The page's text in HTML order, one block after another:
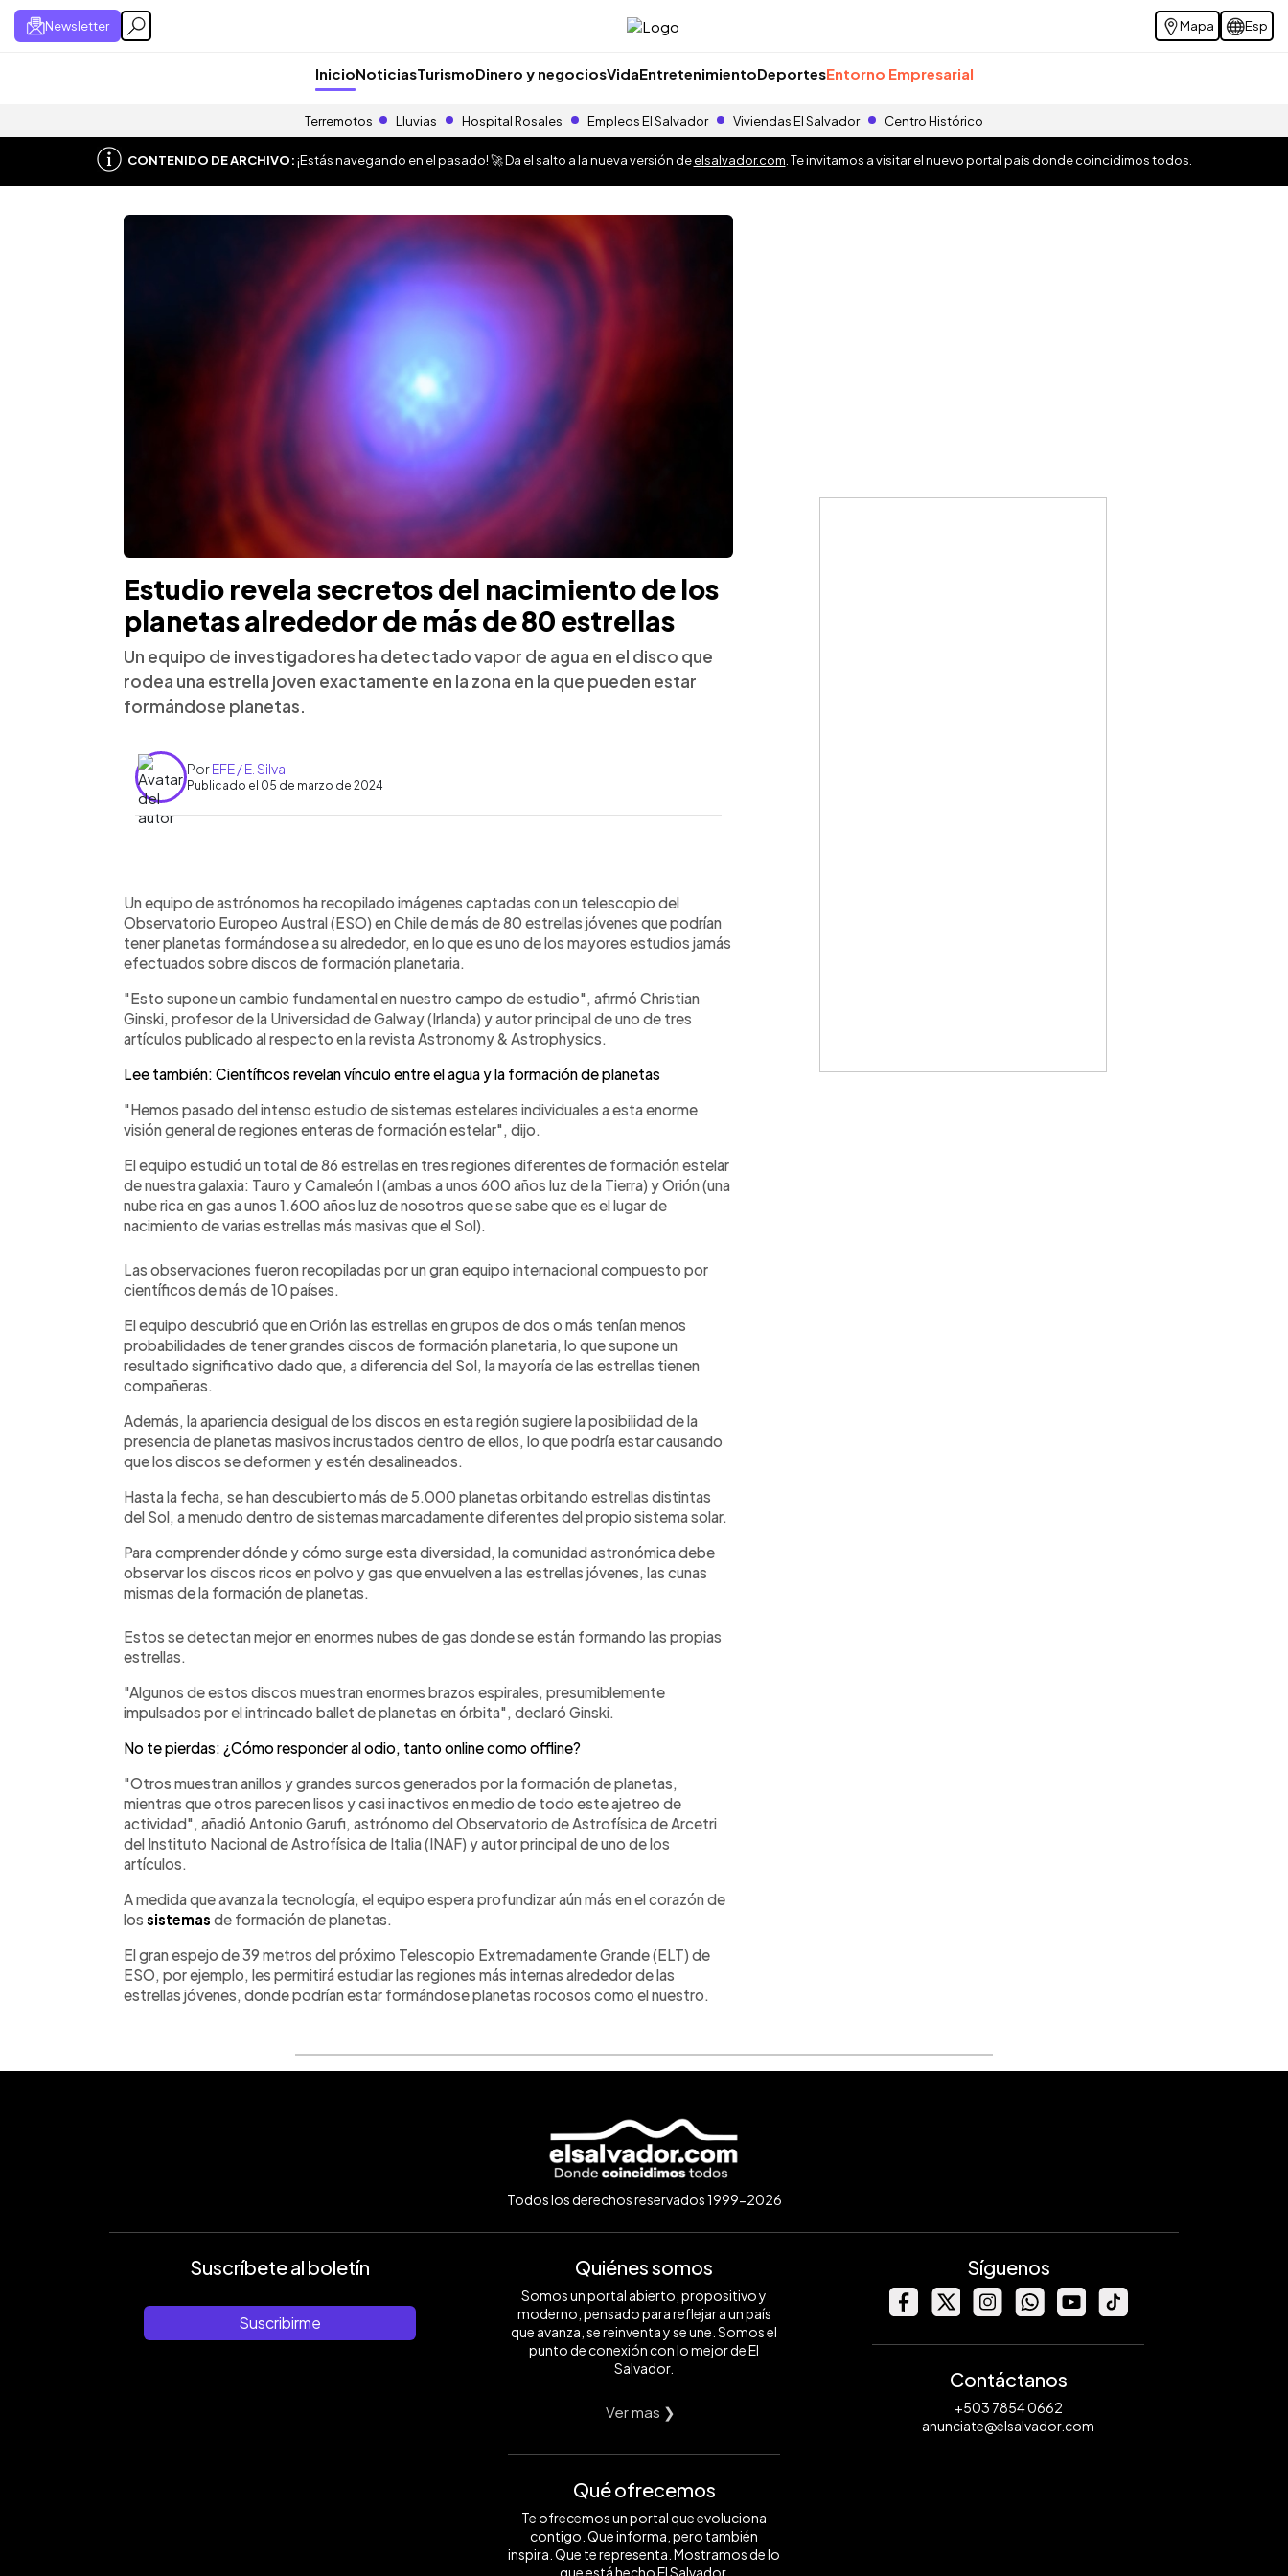
Newsletter Mapa Esp
InicioNoticiasTurismoDinero y negociosVidaEntretenimientoDeportesEntorno Empresarial
Terremotos Lluvias Hospital Rosales Empleos El Salvador Viviendas El Salvador Centro Histórico
CONTENIDO DE ARCHIVO:¡Estás navegando en el pasado! 🚀 Da el salto a la nueva versión deelsalvador.com . Te invitamos a visitar el nuevo portal país donde coincidimos todos.
Estudio revela secretos del nacimiento de los
planetas alrededor de más de 80 estrellas
Un equipo de investigadores ha detectado vapor de agua en el disco que
rodea una estrella joven exactamente en la zona en la que pueden estar
formándose planetas.
PorEFE / E. Silva
Publicado el 05 de marzo de 2024
Escuchar artículo
Un equipo de astrónomos ha recopilado imágenes captadas con un telescopio del
Observatorio Europeo Austral (ESO) en Chile de más de 80 estrellas jóvenes que podrían
tener planetas formándose a su alrededor, en lo que es uno de los mayores estudios jamás
efectuados sobre discos de formación planetaria.
"Esto supone un cambio fundamental en nuestro campo de estudio", afirmó Christian
Ginski, profesor de la Universidad de Galway (Irlanda) y autor principal de uno de tres
artículos publicado al respecto en la revista Astronomy & Astrophysics.
Lee también: Científicos revelan vínculo entre el agua y la formación de planetas
"Hemos pasado del intenso estudio de sistemas estelares individuales a esta enorme
visión general de regiones enteras de formación estelar", dijo.
El equipo estudió un total de 86 estrellas en tres regiones diferentes de formación estelar
de nuestra galaxia: Tauro y Camaleón I (ambas a unos 600 años luz de la Tierra) y Orión (una
nube rica en gas a unos 1.600 años luz de nosotros que se sabe que es el lugar de
nacimiento de varias estrellas más masivas que el Sol).
Las observaciones fueron recopiladas por un gran equipo internacional compuesto por
científicos de más de 10 países.
El equipo descubrió que en Orión las estrellas en grupos de dos o más tenían menos
probabilidades de tener grandes discos de formación planetaria, lo que supone un
resultado significativo dado que, a diferencia del Sol, la mayoría de las estrellas tienen
compañeras.
Además, la apariencia desigual de los discos en esta región sugiere la posibilidad de la
presencia de planetas masivos incrustados dentro de ellos, lo que podría estar causando
que los discos se deformen y estén desalineados.
Hasta la fecha, se han descubierto más de 5.000 planetas orbitando estrellas distintas
del Sol, a menudo dentro de sistemas marcadamente diferentes del propio sistema solar.
Para comprender dónde y cómo surge esta diversidad, la comunidad astronómica debe
observar los discos ricos en polvo y gas que envuelven a las estrellas jóvenes, las cunas
mismas de la formación de planetas.
Estos se detectan mejor en enormes nubes de gas donde se están formando las propias
estrellas.
"Algunos de estos discos muestran enormes brazos espirales, presumiblemente
impulsados por el intrincado ballet de planetas en órbita", declaró Ginski.
No te pierdas: ¿Cómo responder al odio, tanto online como offline?
"Otros muestran anillos y grandes surcos generados por la formación de planetas,
mientras que otros parecen lisos y casi inactivos en medio de todo este ajetreo de
actividad", añadió Antonio Garufi, astrónomo del Observatorio de Astrofísica de Arcetri
del Instituto Nacional de Astrofísica de Italia (INAF) y autor principal de uno de los
artículos.
A medida que avanza la tecnología, el equipo espera profundizar aún más en el corazón de
los sistemas de formación de planetas.
El gran espejo de 39 metros del próximo Telescopio Extremadamente Grande (ELT) de
ESO, por ejemplo, les permitirá estudiar las regiones más internas alrededor de las
estrellas jóvenes, donde podrían estar formándose planetas rocosos como el nuestro.
Todos los derechos reservados 1999-2026
Suscríbete al boletín
Suscribirme
Quiénes somos
Somos un portal abierto, propositivo y
moderno, pensado para reflejar a un país
que avanza, se reinventa y se une. Somos el
punto de conexión con lo mejor de El
Salvador.
Ver mas ❯
Qué ofrecemos
Te ofrecemos un portal que evoluciona
contigo. Que informa, pero también
inspira. Que te representa. Mostramos de lo
que está hecho El Salvador.
Síguenos
Contáctanos
+503 7854 0662
anunciate@elsalvador.com